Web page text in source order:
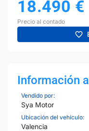
18.490 €
Precio al contado
Información
Vendido por:
Sya Motor
Ubicación del vehículo:
Valencia